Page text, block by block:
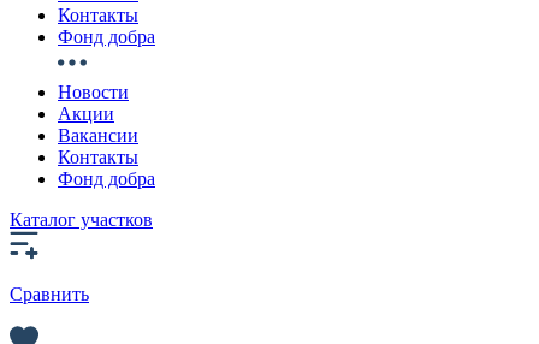
Контакты
Фонд добра
Новости
Акции
Вакансии
Контакты
Фонд добра
Каталог участков
Сравнить